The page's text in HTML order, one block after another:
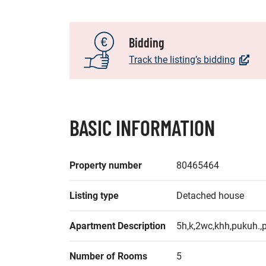
Bidding
Track the listing’s bidding (Opens
another
BASIC INFORMATION
Property number 80465464
Listing type Detached house
Apartment Description
Number of Rooms 5